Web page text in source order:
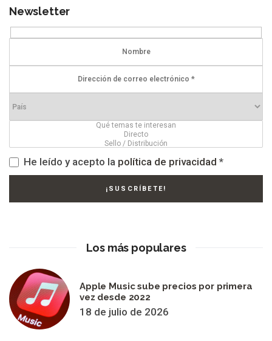
Newsletter
He leído y acepto la política de privacidad *
Los más populares
Apple Music sube precios por primera
vez desde 2022
18 de julio de 2026